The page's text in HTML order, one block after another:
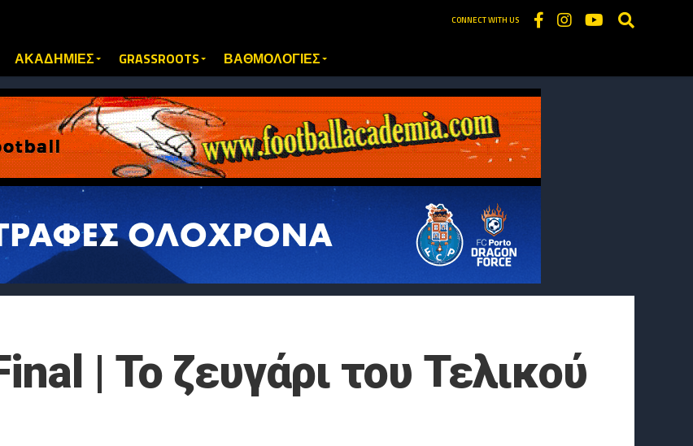
CONNECT WITH US
ΑΚΑΔΗΜΙΕΣ GRASSROOTS ΒΑΘΜΟΛΟΓΙΕΣ
| Το ζευγάρι του Τελικού